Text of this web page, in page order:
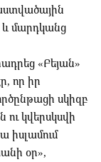
մարդկանց
«Բեյան»
որ իր
սկիզբն
կվերսկսվի
իսլամում
օր»,